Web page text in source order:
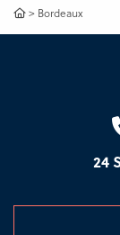
> Bordeaux
24